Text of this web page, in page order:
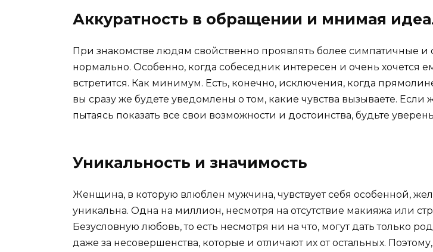
Аккуратность в обращении и мнимая
При знакомстве людям свойственно проявлять более симпатичные
нормально. Особенно, когда собеседник интересен и очень хочется
встретится. Как минимум. Есть, конечно, исключения, когда
вы сразу же будете уведомлены о том, какие чувства вызываете.
пытаясь показать все свои возможности и достоинства, будьте
Уникальность и значимость
Женщина, в которую влюблен мужчина, чувствует себя особенной,
уникальна. Одна на миллион, несмотря на отсутствие макияжа или
Безусловную любовь, то есть несмотря ни на что, могут дать только
даже за несовершенства, которые и отличают их от остальных.